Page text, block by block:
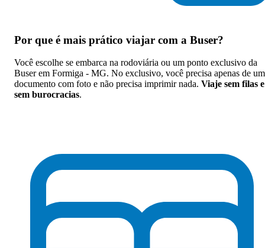
Por que é mais prático viajar com a Buser?
Você escolhe se embarca na rodoviária ou um ponto exclusivo da
Buser em Formiga - MG. No exclusivo, você precisa apenas de um
documento com foto e não precisa imprimir nada. Viaje sem filas e
sem burocracias.